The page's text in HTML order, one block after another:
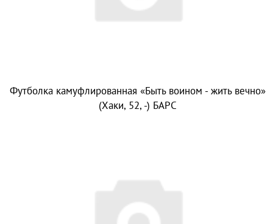
Футболка камуфлированная «Быть воином - жить вечно»
(Хаки, 52, -) БАРС